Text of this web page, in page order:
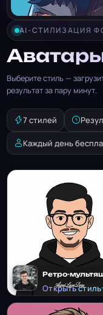
AI-СТИЛИЗАЦИЯ
Выберите стиль —
результат за пару минут.
7 стилей
Каждый день
Ретро-
Открыть стиль